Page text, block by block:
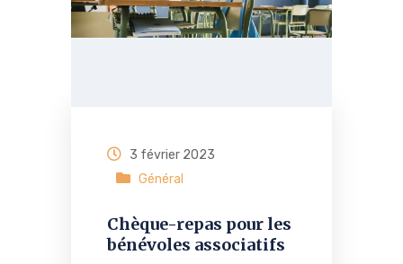
3 février 2023
Général
Chèque-repas pour les
bénévoles associatifs